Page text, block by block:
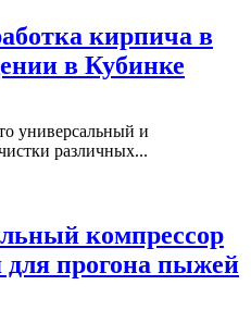
кирпича в
в Кубинке
универсальный и
различных...
компрессор
для прогона пыжей